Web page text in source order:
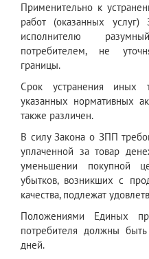
Применительно к
работ (оказанных
исполнителю
потребителем, не
границы.
Срок устранения иных
указанных нормативных
также различен.
В силу Закона о ЗПП
уплаченной за товар
уменьшении покупной
убытков, возникших с
качества, подлежат
Положениями Единых
потребителя должны
дней.